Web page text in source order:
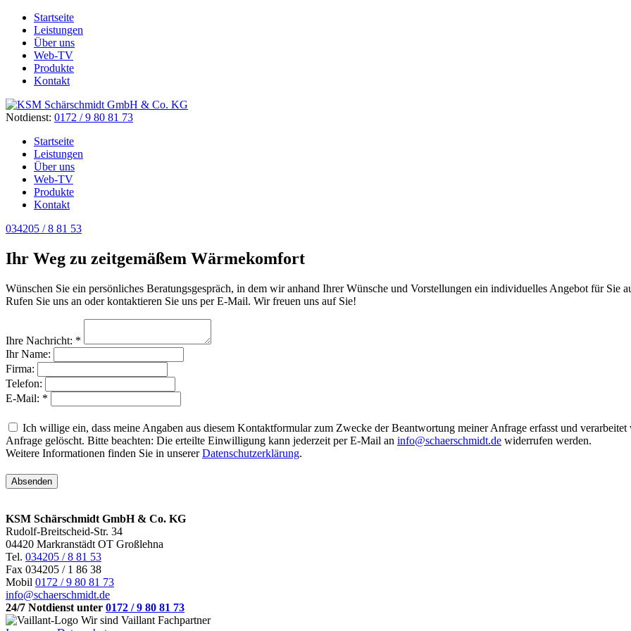
Startseite
Leistungen
Über uns
Web-TV
Produkte
Kontakt
Notdienst: 0172 / 9 80 81 73
Startseite
Leistungen
Über uns
Web-TV
Produkte
Kontakt
034205 / 8 81 53
Ihr Weg zu zeitgemäßem Wärmekomfort
Wünschen Sie ein persönliches Beratungsgespräch, in dem wir anhand Ihrer Wünsche und Vorstellungen ein individuelles Angebot für Sie
Rufen Sie uns an oder kontaktieren Sie uns per E-Mail. Wir freuen uns auf Sie!
Ihre Nachricht: *
Ihr Name:
Firma:
Telefon:
E-Mail: *
Ich willige ein, dass meine Angaben aus diesem Kontaktformular zum Zwecke der Beantwortung meiner Anfrage erfasst und
Anfrage gelöscht. Bitte beachten: Die erteilte Einwilligung kann jederzeit per E-Mail an info@schaerschmidt.de widerrufen werden.
Weitere Informationen finden Sie in unsererDatenschutzerklärung.
KSM Schärschmidt GmbH & Co. KG
Rudolf-Breitscheid-Str. 34
04420 Markranstädt OT Großlehna
Tel. 034205 / 8 81 53
Fax 034205 / 1 86 38
Mobil 0172 / 9 80 81 73
info@schaerschmidt.de
24/7 Notdienst unter 0172 / 9 80 81 73
Wir sind Vaillant Fachpartner